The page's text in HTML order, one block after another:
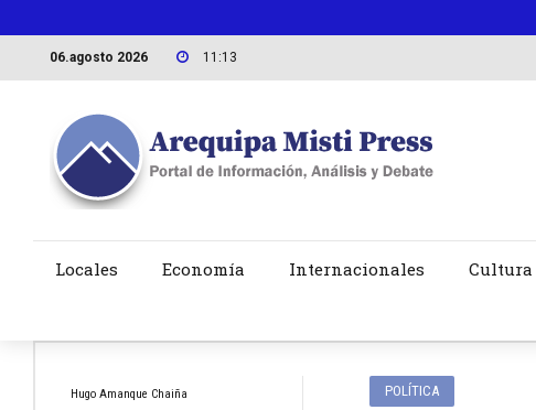
06.agosto 2026 11:13
Locales Economía Internacionales Cultura
Hugo Amanque Chaiña POLÍTICA